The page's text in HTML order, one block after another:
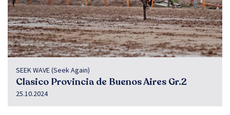
SEEK WAVE (Seek Again)
Clasico Provincia de Buenos Aires Gr.2
25.10.2024